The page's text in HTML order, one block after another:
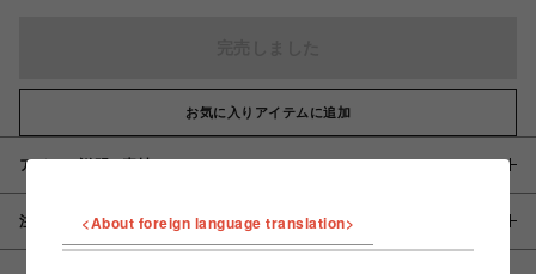
お気に入りアイテムに追加
アイテム説明 / 素材
注意事項 <About foreign language translation>